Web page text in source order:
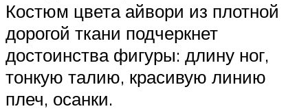
Костюм цвета айвори из плотной
дорогой ткани подчеркнет
достоинства фигуры: длину ног,
тонкую талию, красивую линию
плеч, осанки.